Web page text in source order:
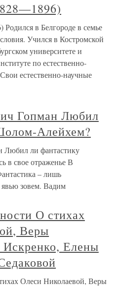
в Белгороде в семье
Учился в Костромской
университете и
по естественно-
естественно-научные
Гопман Любил
Алейхем?
Любил ли фантастику
в свое отраженье В
– лишь
зовем. Вадим
О стихах
Веры
Елены
Олеси Николаевой, Веры